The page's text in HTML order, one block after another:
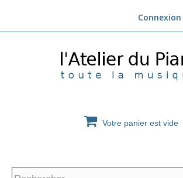
Connexion
Votre panier est vide